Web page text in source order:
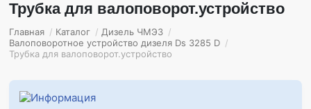
Трубка для валоповорот.устройство
Главная / Каталог / Дизель ЧМЭ3 /
Валоповоротное устройство дизеля Ds 3285 D /
Трубка для валоповорот.устройство